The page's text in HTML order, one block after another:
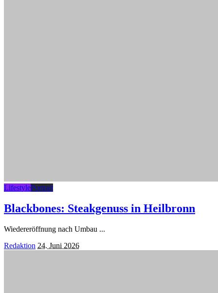
LifestylePortrait
Blackbones: Steakgenuss in Heilbronn
Wiedereröffnung nach Umbau ...
Posted
Redaktion 24. Juni 2026